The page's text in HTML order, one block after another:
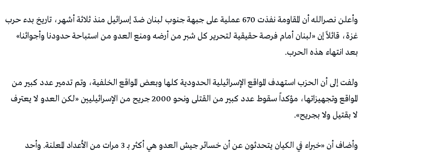
وأعلن نصرالله أن المقاومة نفذت 670 عملية على جبهة جنوب لبنان ضدّ إسرائيل منذ ثلاثة أشهر، تاريخ بدء حرب
غزة، قائلاً إن «لبنان أمام فرصة حقيقية لتحرير كل شبر من أرضه ومنع العدو من استباحة حدودنا وأجوائنا»
بعد انتهاء هذه الحرب.
ولفت إلى أن الحزب استهدف المواقع الإسرائيلية الحدودية كلها وبعض المواقع الخلفية، وتم تدمير عدد كبير من
المواقع وتجهيزاتها، مؤكداً سقوط عدد كبير من القتلى ونحو 2000 جريح من الإسرائيليين «لكن العدو لا يعترف
لا بقتيل ولا بجريح».
وأضاف أن «خبراء في الكيان يتحدثون عن أن خسائر جيش العدو هي أكثر بـ 3 مرات من الأعداد المعلنة. وأحد